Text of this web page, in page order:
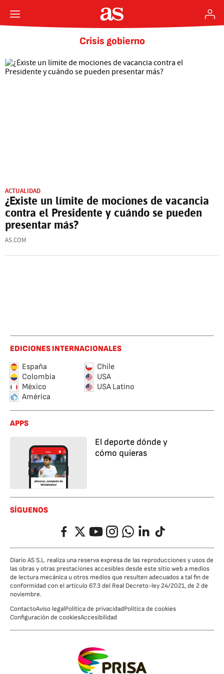
Crisis gobierno
ACTUALIDAD
¿Existe un límite de mociones de vacancia
contra el Presidente y cuándo se pueden
presentar más?
AS.COM
EDICIONES INTERNACIONALES
España
Chile
Colombia
USA
México
USA Latino
América
APPS
El deporte dónde y
cómo quieras
SÍGUENOS
FacebookTwitterYouTubeInstagramWhatsappLinkedIn
TikTok
Diario AS S.L. realiza una reserva expresa de las reproducciones y usos de
las obras y otras prestaciones accesibles desde este sitio web a medios
de lectura mecánica u otros medios que resulten adecuados a tal fin de
conformidad con el artículo 67.3 del Real Decreto-ley 24/2021, de 2 de
noviembre.
ContactoAviso legalPolítica de privacidadPolítica de cookies
Configuración de cookiesAccesibilidad